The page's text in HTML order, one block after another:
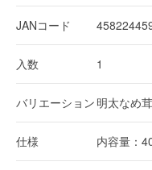
JANコード
入数 1
バリエーション 明太なめ茸
仕様 内容量：